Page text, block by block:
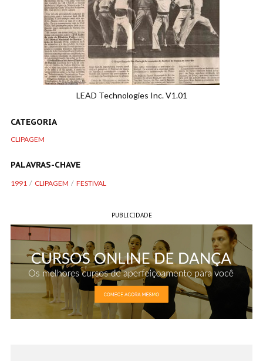
LEAD Technologies Inc. V1.01
CATEGORIA
CLIPAGEM
PALAVRAS-CHAVE
1991 CLIPAGEM FESTIVAL
PUBLICIDADE